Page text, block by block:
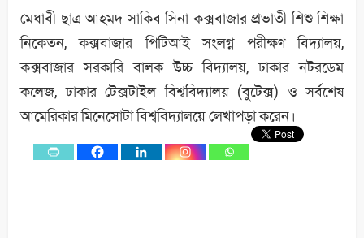
মেধাবী ছাত্র আহমদ সাকিব সিনা কক্সবাজার প্রভাতী শিশু শিক্ষা
নিকেতন, কক্সবাজার পিটিআই সংলগ্ন পরীক্ষণ বিদ্যালয়,
কক্সবাজার সরকারি বালক উচ্চ বিদ্যালয়, ঢাকার নটরডেম
কলেজ, ঢাকার টেক্সটাইল বিশ্ববিদ্যালয় (বুটেক্স) ও সর্বশেষ
আমেরিকার মিনেসোটা বিশ্ববিদ্যালয়ে লেখাপড়া করেন।